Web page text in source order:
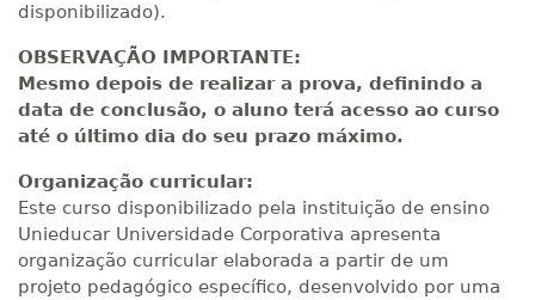
disponibilizado).
OBSERVAÇÃO IMPORTANTE:
Mesmo depois de realizar a prova, definindo a
data de conclusão, o aluno terá acesso ao curso
até o último dia do seu prazo máximo.
Organização curricular:
Este curso disponibilizado pela instituição de ensino
Unieducar Universidade Corporativa apresenta
organização curricular elaborada a partir de um
projeto pedagógico específico, desenvolvido por uma